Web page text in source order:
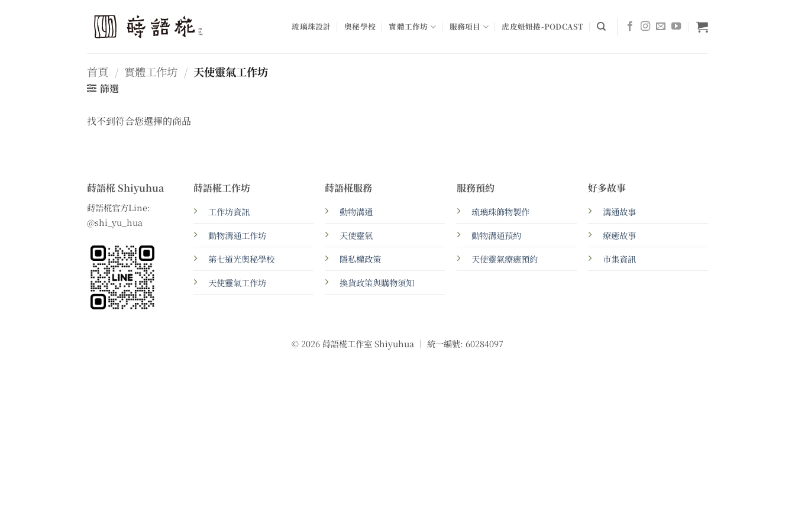
琉璃珠設計 奧秘學校 實體工作坊 服務項目 虎皮妞妞捲-PODCAST
首頁 / 實體工作坊 / 天使靈氣工作坊
篩選
找不到符合您選擇的商品
蒔語椛 Shiyuhua
蒔語椛官方Line:
@shi_yu_hua
蒔語椛工作坊
工作坊資訊
動物溝通工作坊
第七道光奧秘學校
天使靈氣工作坊
蒔語椛服務
動物溝通
天使靈氣
隱私權政策
換貨政策與購物須知
服務預約
琉璃珠飾物製作
動物溝通預約
天使靈氣療癒預約
好多故事
溝通故事
療癒故事
市集資訊
© 2026 蒔語椛工作室 Shiyuhua ｜ 統一編號: 60284097